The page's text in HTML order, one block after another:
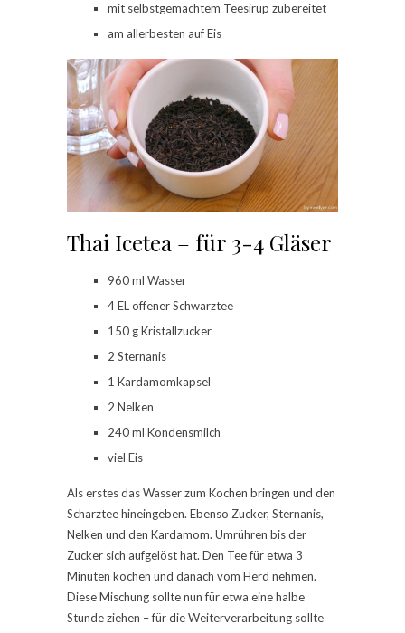
mit selbstgemachtem Teesirup zubereitet
am allerbesten auf Eis
Thai Icetea – für 3-4 Gläser
960 ml Wasser
4 EL offener Schwarztee
150 g Kristallzucker
2 Sternanis
1 Kardamomkapsel
2 Nelken
240 ml Kondensmilch
viel Eis
Als erstes das Wasser zum Kochen bringen und den
Scharztee hineingeben. Ebenso Zucker, Sternanis,
Nelken und den Kardamom. Umrühren bis der
Zucker sich aufgelöst hat. Den Tee für etwa 3
Minuten kochen und danach vom Herd nehmen.
Diese Mischung sollte nun für etwa eine halbe
Stunde ziehen – für die Weiterverarbeitung sollte